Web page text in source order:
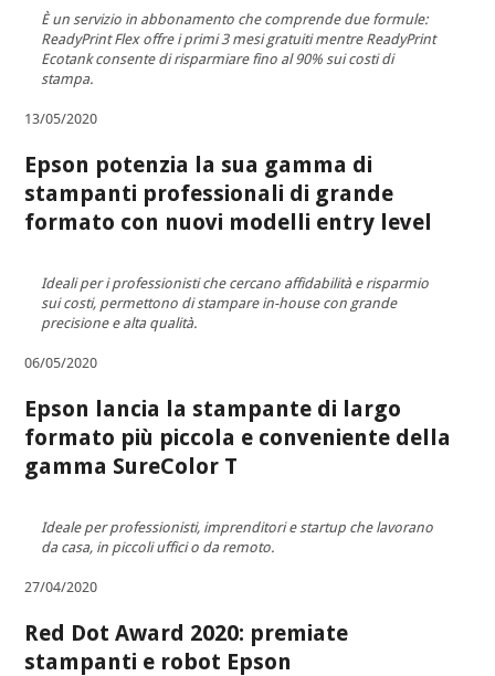
È un servizio in abbonamento che comprende due formule:
ReadyPrint Flex offre i primi 3 mesi gratuiti mentre ReadyPrint
Ecotank consente di risparmiare fino al 90% sui costi di
stampa.
13/05/2020
Epson potenzia la sua gamma di
stampanti professionali di grande
formato con nuovi modelli entry level
Ideali per i professionisti che cercano affidabilità e risparmio
sui costi, permettono di stampare in-house con grande
precisione e alta qualità.
06/05/2020
Epson lancia la stampante di largo
formato più piccola e conveniente della
gamma SureColor T
Ideale per professionisti, imprenditori e startup che lavorano
da casa, in piccoli uffici o da remoto.
27/04/2020
Red Dot Award 2020: premiate
stampanti e robot Epson